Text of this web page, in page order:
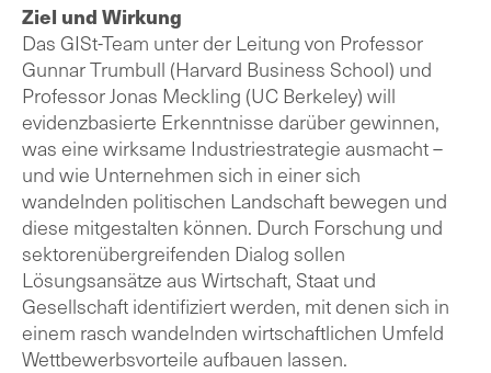
Ziel und Wirkung
Das GISt-Team unter der Leitung von Professor
Gunnar Trumbull (Harvard Business School) und
Professor Jonas Meckling (UC Berkeley) will
evidenzbasierte Erkenntnisse darüber gewinnen,
was eine wirksame Industriestrategie ausmacht –
und wie Unternehmen sich in einer sich
wandelnden politischen Landschaft bewegen und
diese mitgestalten können. Durch Forschung und
sektorenübergreifenden Dialog sollen
Lösungsansätze aus Wirtschaft, Staat und
Gesellschaft identifiziert werden, mit denen sich in
einem rasch wandelnden wirtschaftlichen Umfeld
Wettbewerbsvorteile aufbauen lassen.